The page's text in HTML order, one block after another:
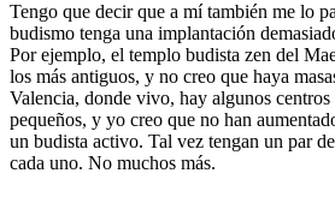
Tengo que decir que a mí también me lo
budismo tenga una implantación
Por ejemplo, el templo budista zen del
los más antiguos, y no creo que haya
Valencia, donde vivo, hay algunos
pequeños, y yo creo que no han
un budista activo. Tal vez tengan un par
cada uno. No muchos más.